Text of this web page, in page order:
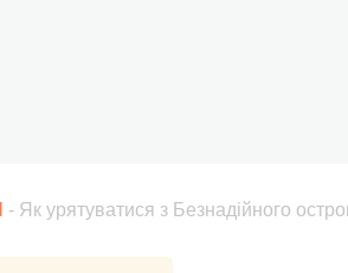
- Як урятуватися з Безнадійного